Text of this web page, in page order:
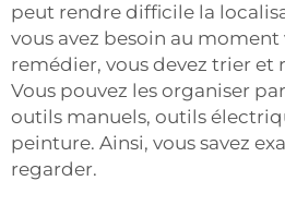
peut rendre difficile la
vous avez besoin au moment
remédier, vous devez trier et
Vous pouvez les organiser
outils manuels, outils
peinture. Ainsi, vous savez
regarder.